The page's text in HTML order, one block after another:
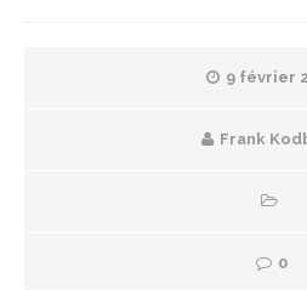
9 février
Frank
0